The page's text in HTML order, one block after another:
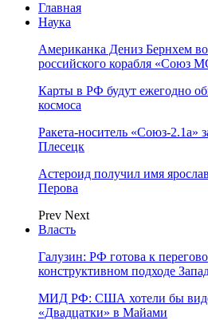
Главная
Наука
Американка Дениз Бернхем
российского корабля «Союз
Карты в РФ будут ежегодно
космоса
Ракета-носитель «Союз-2.1а»
Плесецк
Астероид получил имя
Перова
Prev Next
Власть
Галузин: РФ готова к
конструктивном подходе
МИД РФ: США хотели бы
«Двадцатки» в Майами